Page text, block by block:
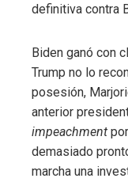
definitiva contra
Biden ganó con
Trump no lo
posesión,
anterior
impeachment
demasiado
marcha una